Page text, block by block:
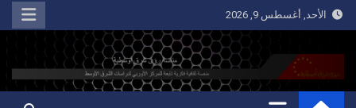
Skip
to
الأحد, أغسطس 9, 2026
رؤى شرق أوسطية
منصة ثقافية فكرية تابعة للمركز الأوربي لدراسات الشرق الأوسط